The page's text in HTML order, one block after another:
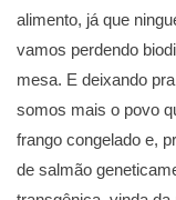
alimento, já que
vamos perdendo
mesa. E deixando
somos mais o povo
frango congelado e,
de salmão